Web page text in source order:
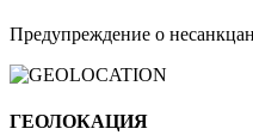
Предупреждение о
ГЕОЛОКАЦИЯ